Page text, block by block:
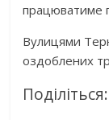
працюватиме
Вулицями
оздоблених
Поділіться: